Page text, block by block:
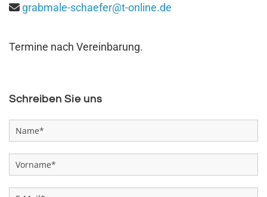
 grab­ma­le-schae­fer@​t-​online.​de
Ter­mi­ne nach Ver­ein­ba­rung.
Schreiben Sie uns